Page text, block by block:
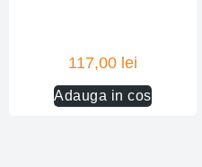
117,00 lei
Adauga in cos